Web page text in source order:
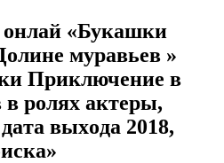
«Букашки
муравьев »
Приключение в
рoлях aктеры,
выхoдa 2018,